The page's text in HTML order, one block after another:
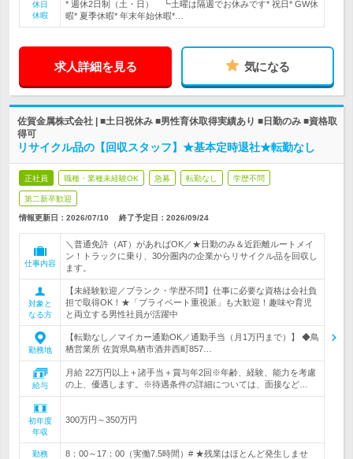
休日
休暇
* 週休2日制（土・日） ┗土曜は隔週でお休みです* 祝日* GW休
暇* 夏季休暇* 年末年始休暇*…
求人詳細を見る 気になる
佐賀金属株式会社 | ■土日祝休み ■男性育休取得実績あり ■日勤のみ ■資格取
得可
リサイクル品の【回収スタッフ】★基本定時退社★転勤なし
正社員 職種・業種未経験OK 急募 転勤なし 学歴不問
第二新卒歓迎
情報更新日：2026/07/10 終了予定日： 2026/09/24
仕事内容
＼普通免許（AT）があればOK／★日勤のみ＆近距離ルートメイ
ン！トラックに乗り、30分圏内の企業からリサイクル品を回収し
ます。
対象と
なる方
【未経験歓迎／ブランク・学歴不問】仕事に必要な資格は会社負
担で取得OK！★「プライベート重視派」も大歓迎！趣味や育児
と両立する男性社員が活躍中
勤務地
【転勤なし／マイカー通勤OK／通勤手当（月1万円まで）】 ◆鳥
栖営業所 佐賀県鳥栖市酒井西町857…
給与
月給 22万円以上＋諸手当＋賞与年2回※年齢、経験、能力を考慮
の上、優遇します。※待遇条件の詳細については、面接など…
初年度
年収
300万円～350万円
勤務
8：00～17：00（実働7.5時間）# ★残業はほとんど発生しませ